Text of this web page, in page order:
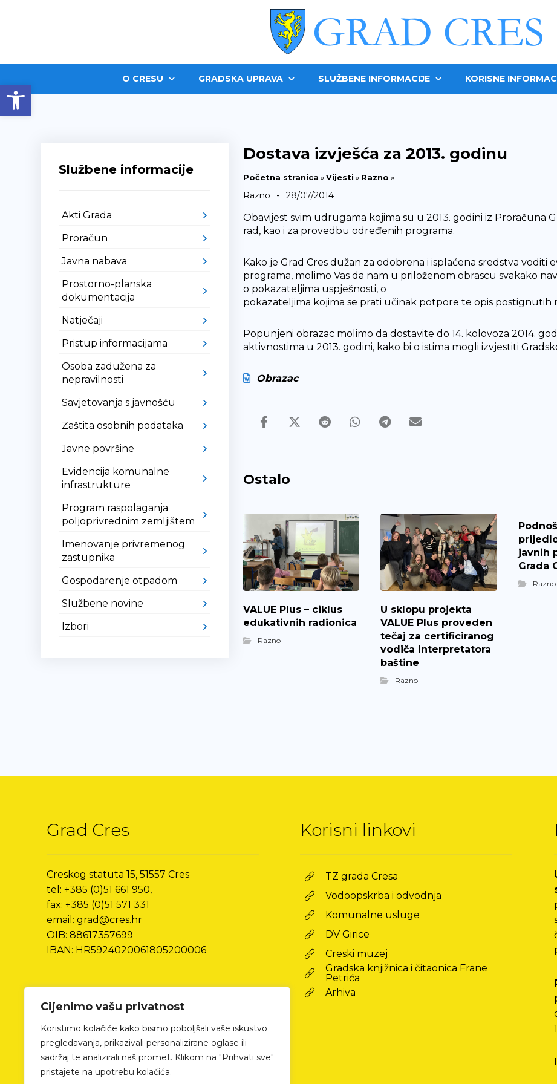
Open toolbar
Cijenimo vašu privatnost
Koristimo kolačiće kako bismo poboljšali vaše iskustvo
pregledavanja, prikazivali personalizirane oglase ili
sadržaj te analizirali naš promet. Klikom na "Prihvati sve"
pristajete na upotrebu kolačića.
O CRESU GRADSKA UPRAVA SLUŽBENE INFORMACIJE KORISNE
Dostava izvješća za 2013. godinu
Početna stranica »Vijesti » Razno »
Razno - 28/07/2014
Obavijest svim udrugama kojima su u 2013. godini iz Proračuna
rad, kao i za provedbu određenih programa.
Kako je Grad Cres dužan za odobrena i isplaćena sredstva voditi
programa, molimo Vas da nam u priloženom obrascu svakako
o pokazateljima uspješnosti, o
pokazateljima kojima se prati učinak potpore te opis postignutih
Popunjeni obrazac molimo da dostavite do 14. kolovoza 2014.
aktivnostima u 2013. godini, kako bi o istima mogli izvjestiti
Obrazac
Ostalo
VALUE Plus – ciklus
edukativnih radionica
Razno
U sklopu projekta
VALUE Plus proveden
tečaj za certificiranog
vodiča interpretatora
baštine
Razno
javnih
Grada
Razno
Službene informacije
Akti Grada
Proračun
Javna nabava
Prostorno-planska
dokumentacija
Natječaji
Pristup informacijama
Osoba zadužena za
nepravilnosti
Savjetovanja s javnošću
Zaštita osobnih podataka
Javne površine
Evidencija komunalne
infrastrukture
Program raspolaganja
poljoprivrednim zemljištem
Imenovanje privremenog
zastupnika
Gospodarenje otpadom
Službene novine
Izbori
Grad Cres
Creskog statuta 15, 51557 Cres
tel: +385 (0)51 661 950,
fax: +385 (0)51 571 331
email: grad@cres.hr
OIB: 88617357699
IBAN: HR5924020061805200006
Korisni linkovi
TZ grada Cresa
Vodoopskrba i odvodnja
Komunalne usluge
DV Girice
Creski muzej
Gradska knjižnica i čitaonica Frane
Petrića
Arhiva